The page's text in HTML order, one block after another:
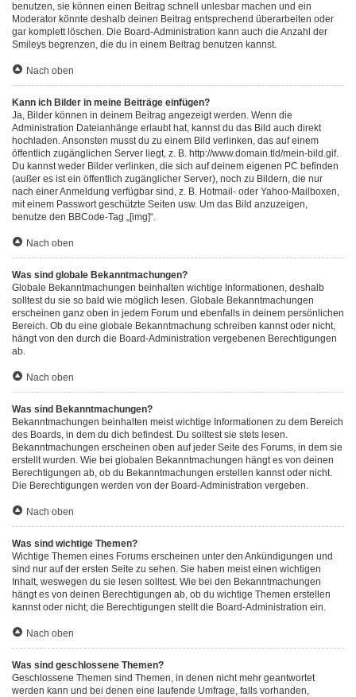
benutzen, sie können einen Beitrag schnell unlesbar machen und ein
Moderator könnte deshalb deinen Beitrag entsprechend überarbeiten oder
gar komplett löschen. Die Board-Administration kann auch die Anzahl der
Smileys begrenzen, die du in einem Beitrag benutzen kannst.
Nach oben
Kann ich Bilder in meine Beiträge einfügen?
Ja, Bilder können in deinem Beitrag angezeigt werden. Wenn die
Administration Dateianhänge erlaubt hat, kannst du das Bild auch direkt
hochladen. Ansonsten musst du zu einem Bild verlinken, das auf einem
öffentlich zugänglichen Server liegt, z. B. http://www.domain.tld/mein-bild.gif.
Du kannst weder Bilder verlinken, die sich auf deinem eigenen PC befinden
(außer es ist ein öffentlich zugänglicher Server), noch zu Bildern, die nur
nach einer Anmeldung verfügbar sind, z. B. Hotmail- oder Yahoo-Mailboxen,
mit einem Passwort geschützte Seiten usw. Um das Bild anzuzeigen,
benutze den BBCode-Tag „[img]“.
Nach oben
Was sind globale Bekanntmachungen?
Globale Bekanntmachungen beinhalten wichtige Informationen, deshalb
solltest du sie so bald wie möglich lesen. Globale Bekanntmachungen
erscheinen ganz oben in jedem Forum und ebenfalls in deinem persönlichen
Bereich. Ob du eine globale Bekanntmachung schreiben kannst oder nicht,
hängt von den durch die Board-Administration vergebenen Berechtigungen
ab.
Nach oben
Was sind Bekanntmachungen?
Bekanntmachungen beinhalten meist wichtige Informationen zu dem Bereich
des Boards, in dem du dich befindest. Du solltest sie stets lesen.
Bekanntmachungen erscheinen oben auf jeder Seite des Forums, in dem sie
erstellt wurden. Wie bei globalen Bekanntmachungen hängt es von deinen
Berechtigungen ab, ob du Bekanntmachungen erstellen kannst oder nicht.
Die Berechtigungen werden von der Board-Administration vergeben.
Nach oben
Was sind wichtige Themen?
Wichtige Themen eines Forums erscheinen unter den Ankündigungen und
sind nur auf der ersten Seite zu sehen. Sie haben meist einen wichtigen
Inhalt, weswegen du sie lesen solltest. Wie bei den Bekanntmachungen
hängt es von deinen Berechtigungen ab, ob du wichtige Themen erstellen
kannst oder nicht; die Berechtigungen stellt die Board-Administration ein.
Nach oben
Was sind geschlossene Themen?
Geschlossene Themen sind Themen, in denen nicht mehr geantwortet
werden kann und bei denen eine laufende Umfrage, falls vorhanden,